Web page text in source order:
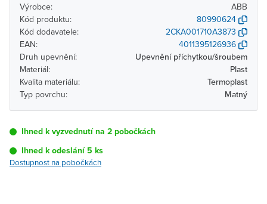
Výrobce:
ABB
Kód produktu:
80990624
Kód dodavatele:
2CKA001710A3873
EAN:
4011395126936
Druh upevnění:
Upevnění příchytkou/šroubem
Materiál:
Plast
Kvalita materiálu:
Termoplast
Typ povrchu:
Matný
Ihned k vyzvednutí na 2 pobočkách
Ihned k odeslání 5 ks
Dostupnost na pobočkách